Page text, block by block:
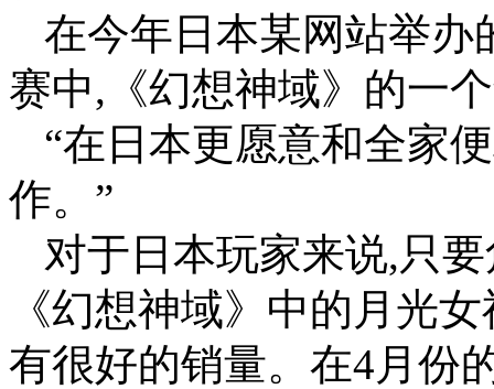
在今年日本某网站举办
赛中,《幻想神域》的一
“在日本更愿意和全家
作。”
对于日本玩家来说,只
《幻想神域》中的月光
有很好的销量。在4月份